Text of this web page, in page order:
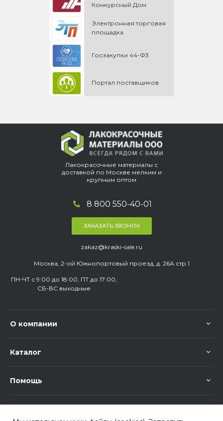
Конкурсный Дом
Электронная торговая
площадка
Госзакупки 44-Ф3
Портал поставщиков
Лакокрасочные материалы с
доставкой по Москве мелким и
крупным оптом
8 800 550-40-01
ЗАКАЗАТЬ ЗВОНОК
zakaz@kraski-sale.ru
Москва, 2-ой Южнопортовый проезд, д. 26A стр.1
ПН-ЧТ с 9:00 до 18:00, ПТ до 17:00,
СБ-ВС выходные
О компании
Каталог
Помощь